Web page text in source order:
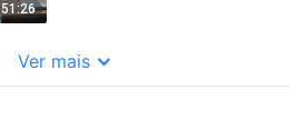
51:26
Ver mais